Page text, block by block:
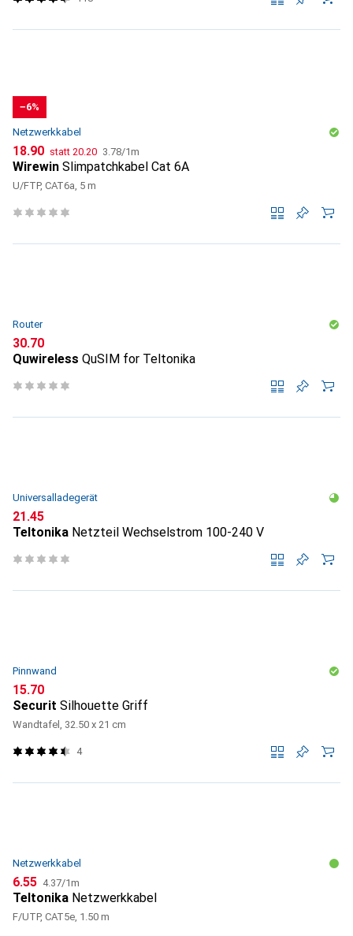
−6%
Netzwerkkabel
CHF
18.90 statt CHF
20.20 CHF
3.78/1m
Wirewin Slimpatchkabel Cat 6A
U/FTP, CAT6a, 5 m
Router
CHF
30.70
Quwireless QuSIM for Teltonika
Universalladegerät
CHF
21.45
Teltonika Netzteil Wechselstrom 100-240 V
Pinnwand
CHF
15.70
Securit Silhouette Griff
Wandtafel, 32.50 x 21 cm
4
Netzwerkkabel
CHF
6.55 CHF
4.37/1m
Teltonika Netzwerkkabel
F/UTP, CAT5e, 1.50 m